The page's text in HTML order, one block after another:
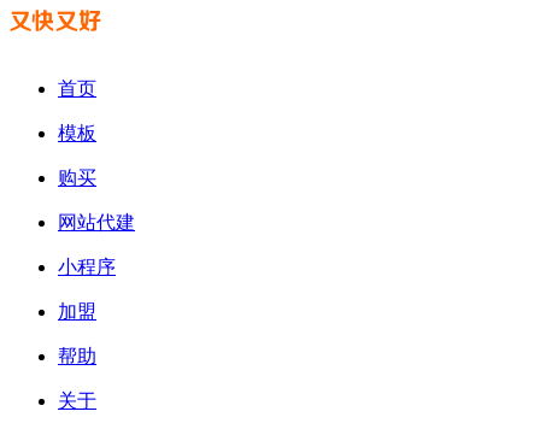
首页
模板
购买
网站代建
小程序
加盟
帮助
关于